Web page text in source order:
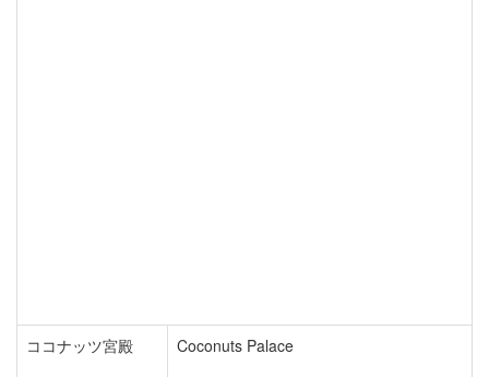
ココナッツ宮殿
Coconuts Palace